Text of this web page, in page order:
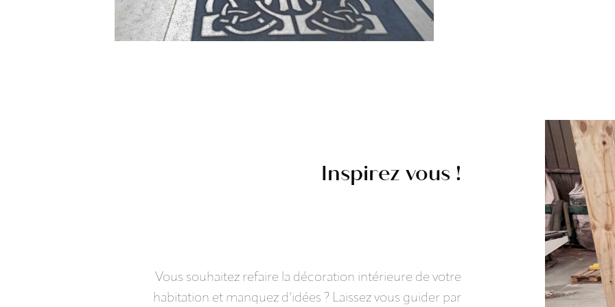
Inspirez vous !
Vous souhaitez refaire la décoration intérieure de votre
habitation et manquez d'idées ? Laissez vous guider par